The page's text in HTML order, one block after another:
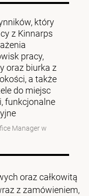
który
z Kinnarps
pracy,
oraz biurka z
a także
do miejsc
funkcjonalne
Manager w
oraz całkowitą
z zamówieniem,